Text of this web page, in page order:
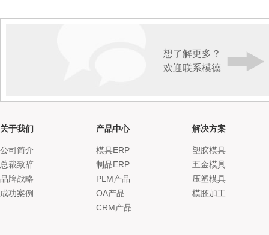
想了解更多？
欢迎联系模德
关于我们
公司简介
总裁致辞
品牌战略
成功案例
产品中心
模具ERP
制品ERP
PLM产品
OA产品
CRM产品
解决方案
塑胶模具
五金模具
压塑模具
模胚加工